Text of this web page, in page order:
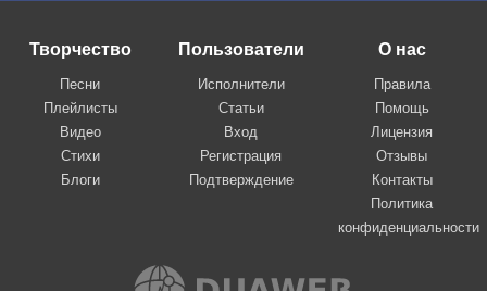
Творчество
Песни
Плейлисты
Видео
Стихи
Блоги
Пользователи
Исполнители
Статьи
Вход
Регистрация
Подтверждение
О нас
Правила
Помощь
Лицензия
Отзывы
Контакты
Политика
конфиденциальности